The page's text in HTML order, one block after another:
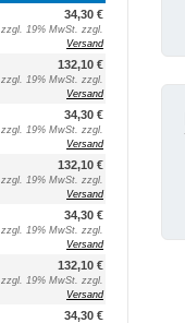
34,30 €
zzgl. 19% MwSt. zzgl.
Versand
132,10 €
zzgl. 19% MwSt. zzgl.
Versand
34,30 €
zzgl. 19% MwSt. zzgl.
Versand
132,10 €
zzgl. 19% MwSt. zzgl.
Versand
34,30 €
zzgl. 19% MwSt. zzgl.
Versand
132,10 €
zzgl. 19% MwSt. zzgl.
Versand
34,30 €